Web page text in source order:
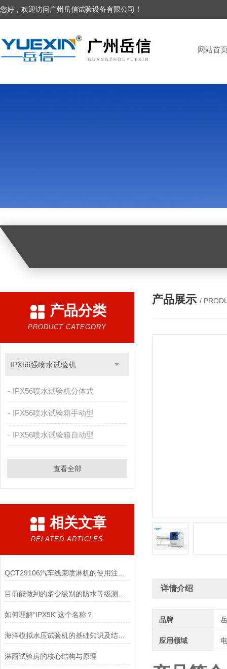
您好，欢迎访问广州岳信试验设备有限公司！
网站首
产品分类
PRODUCT CATEGORY
IPX56强喷水试验机
IPX56喷水试验机分体式
IPX56喷水试验箱手动型
IPX56喷水试验箱自动型
查看全部
相关文章
RELATED ARTICLES
如何理解“IPX9K”这个名称？
海洋模拟水压试验机的基础知识及结构特点
淋雨试验房的核心结构与原理
产品展示 /
详情介绍
品牌
应用领域